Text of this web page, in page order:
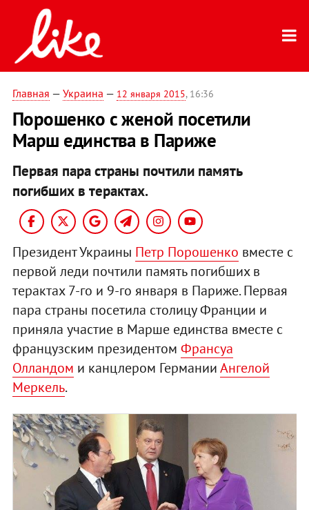
Главная — Украина — 12 января 2015, 16:36
Порошенко с женой посетили
Марш единства в Париже
Первая пара страны почтили память
погибших в терактах.
Президент Украины Петр Порошенко вместе с
первой леди почтили память погибших в
терактах 7-го и 9-го января в Париже. Первая
пара страны посетила столицу Франции и
приняла участие в Марше единства вместе с
французским президентом Франсуа
Олландом и канцлером ГерманииАнгелой
Меркель.